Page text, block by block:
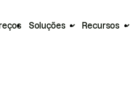
Soluções Recursos